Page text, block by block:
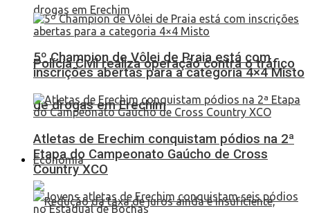
Polícia Civil realiza operação contra o tráfico
de drogas em Erechim
Economia
5º Champion de Vôlei de Praia está com
inscrições abertas para a categoria 4×4 Misto
Atletas de Erechim conquistam pódios na 2ª
Etapa do Campeonato Gaúcho de Cross
Country XCO